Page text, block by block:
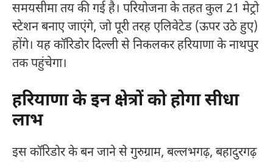
समयसीमा तय की गई है। परियोजना के तहत कुल 21 मेट्रो
स्टेशन बनाए जाएंगे, जो पूरी तरह एलिवेटेड (ऊपर उठे हुए)
होंगे। यह कॉरिडोर दिल्ली से निकलकर हरियाणा के नाथपुर
तक पहुंचेगा।
हरियाणा के इन क्षेत्रों को होगा सीधा
लाभ
इस कॉरिडोर के बन जाने से गुरुग्राम, बल्लभगढ़, बहादुरगढ़